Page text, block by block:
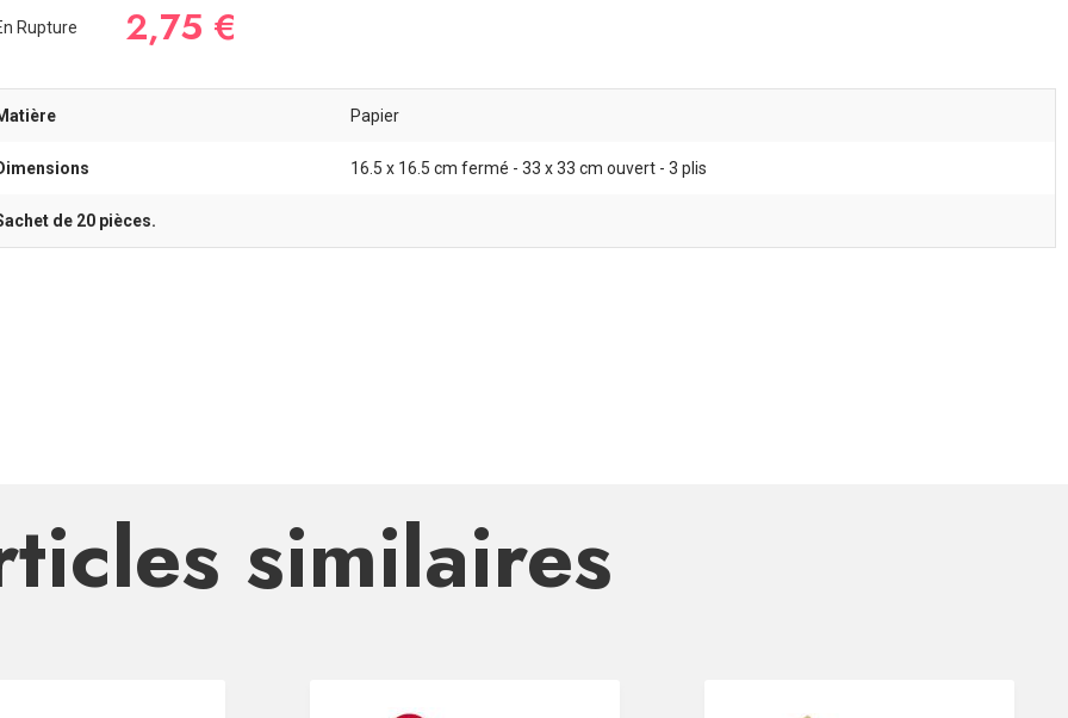
Rupture 2,75 €
Papier
16.5 x 16.5 cm fermé - 33 x 33 cm ouvert - 3 plis
de 20 pièces.
similaires